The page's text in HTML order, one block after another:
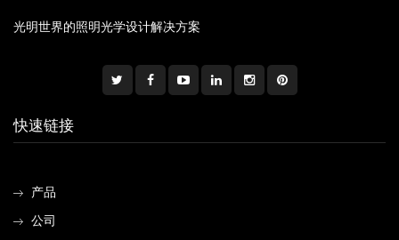
光明世界的照明光学设计解决方案
快速链接
产品
公司